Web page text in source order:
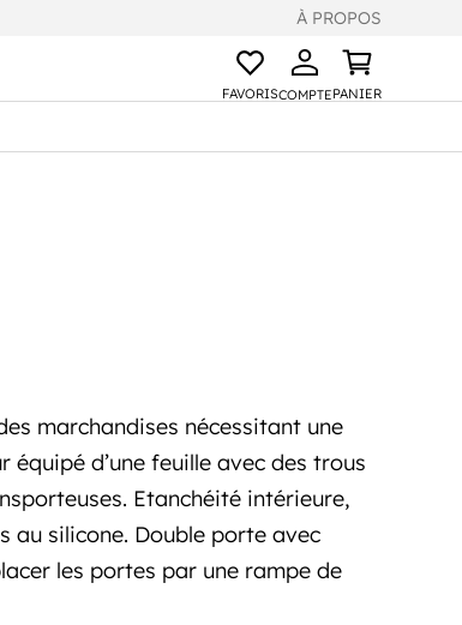
À PROPOS
FAVORISCOMPTEPANIER
marchandises nécessitant une
d’une feuille avec des trous
Etanchéité intérieure,
au silicone. Double porte avec
les portes par une rampe de